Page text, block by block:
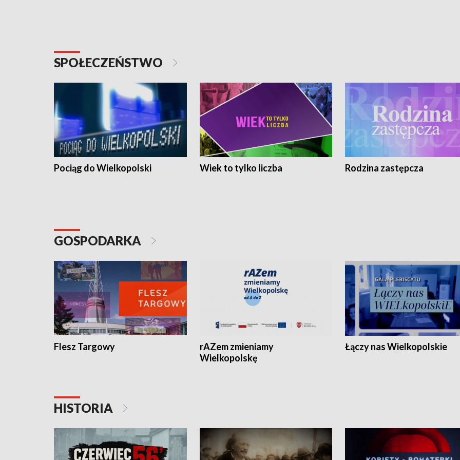
SPOŁECZEŃSTWO
Pociąg do Wielkopolski Wiek to tylko liczba Rodzina zastępcza
GOSPODARKA
Flesz Targowy
rAZem zmieniamy
Wielkopolskę
Łączy nas Wielkopolskie
HISTORIA